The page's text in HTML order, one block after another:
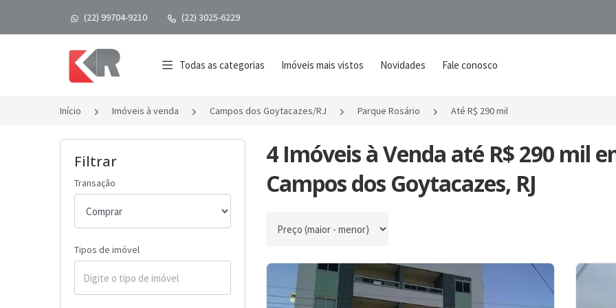
(22) 99704-9210 (22) 3025-6229
Página inicial
Todas as categorias Imóveis mais vistos Novidades Fale conosco
Início Imóveis à venda Campos dos Goytacazes/RJ Parque Rosário Até R$ 290 mil
Filtrar
Transação
Tipos de imóvel
4 Imóveis à Venda até R$ 290 mil
Campos dos Goytacazes, RJ
Ordenar por